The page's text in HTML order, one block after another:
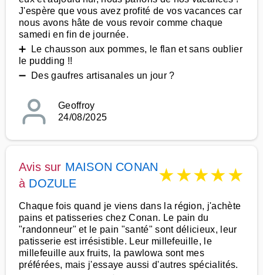
J'espère que vous avez profité de vos vacances car
nous avons hâte de vous revoir comme chaque
samedi en fin de journée.
➕ Le chausson aux pommes, le flan et sans oublier
le pudding !!
➖ Des gaufres artisanales un jour ?
Geoffroy
24/08/2025
Avis sur MAISON CONAN
à DOZULE ★★★★★
Chaque fois quand je viens dans la région, j'achète
pains et patisseries chez Conan. Le pain du
"randonneur" et le pain "santé" sont délicieux, leur
patisserie est irrésistible. Leur millefeuille, le
millefeuille aux fruits, la pawlowa sont mes
préférées, mais j'essaye aussi d'autres spécialités.